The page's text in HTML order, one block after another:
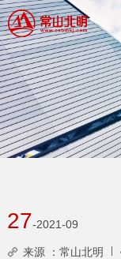
27-2021-09
来源 ：常山北明